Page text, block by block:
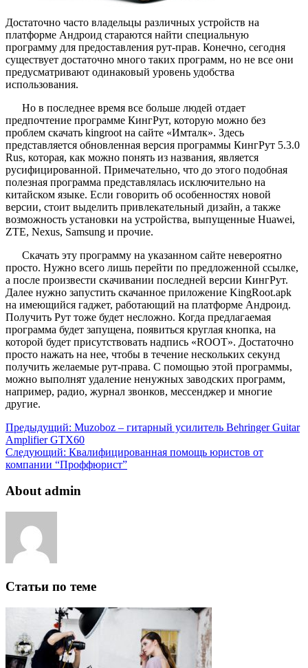
Достаточно часто владельцы различных устройств на
платформе Андроид стараются найти специальную
программу для предоставления рут-прав. Конечно, сегодня
существует достаточно много таких программ, но не все они
предусматривают одинаковый уровень удобства
использования.
Но в последнее время все больше людей отдает
предпочтение программе КингРут, которую можно без
проблем скачать kingroot на сайте «Имталк». Здесь
представляется обновленная версия программы КингРут 5.3.0
Rus, которая, как можно понять из названия, является
русифицированной. Примечательно, что до этого подобная
полезная программа представлялась исключительно на
китайском языке. Если говорить об особенностях новой
версии, стоит выделить привлекательный дизайн, а также
возможность установки на устройства, выпущенные Huawei,
ZTE, Nexus, Samsung и прочие.
Скачать эту программу на указанном сайте невероятно
просто. Нужно всего лишь перейти по предложенной ссылке,
а после произвести скачивании последней версии КингРут.
Далее нужно запустить скачанное приложение KingRoot.apk
на имеющийся гаджет, работающий на платформе Андроид.
Получить Рут тоже будет несложно. Когда предлагаемая
программа будет запущена, появиться круглая кнопка, на
которой будет присутствовать надпись «ROOT». Достаточно
просто нажать на нее, чтобы в течение нескольких секунд
получить желаемые рут-права. С помощью этой программы,
можно выполнят удаление ненужных заводских программ,
например, радио, журнал звонков, мессенджер и многие
другие.
Предыдущий: Muzoboz – гитарный усилитель Behringer Guitar
Amplifier GTX60
Следующий: Квалифицированная помощь юристов от
компании “Проффюрист”
About admin
Статьи по теме